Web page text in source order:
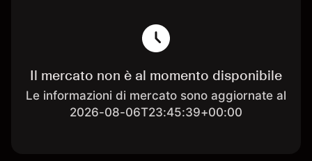
Il mercato non è al momento disponibile
Le informazioni di mercato sono aggiornate al
2026-08-06T23:45:39+00:00